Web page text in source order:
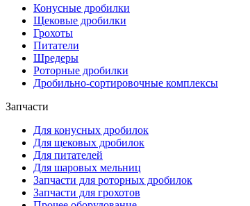
Конусные дробилки
Щековые дробилки
Грохоты
Питатели
Шредеры
Роторные дробилки
Дробильно-сортировочные комплексы
Запчасти
Для конусных дробилок
Для щековых дробилок
Для питателей
Для шаровых мельниц
Запчасти для роторных дробилок
Запчасти для грохотов